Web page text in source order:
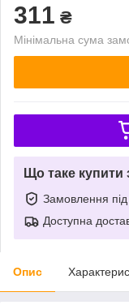
311 ₴
Мінімальна сума
Що таке купити
Замовлення
Доступна
Опис